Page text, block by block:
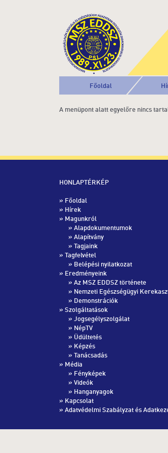
Főoldal
A menüpont alatt egyelőre nincs
HONLAPTÉRKÉP
» Főoldal
» Hírek
» Magunkról
» Alapdokumentumok
» Alapítvány
» Tagjaink
» Tagfelvétel
» Belépési nyilatkozat
» Eredményeink
» Az MSZ EDDSZ története
» Nemzeti Egészségügyi
» Demonstrációk
» Szolgáltatások
» Jogsegélyszolgálat
» NépTV
» Üdültetés
» Képzés
» Tanácsadás
» Média
» Fényképek
» Videók
» Hanganyagok
» Kapcsolat
» Adatvédelmi Szabályzat és